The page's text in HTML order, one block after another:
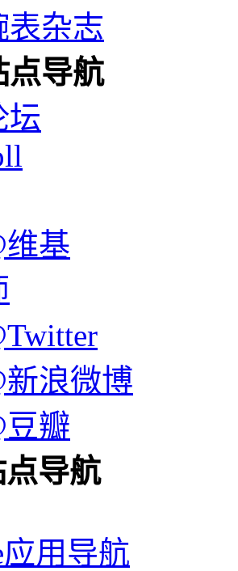
表杂志
点导航
坛
维基
新浪微博
豆瓣
导航
应用导航